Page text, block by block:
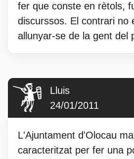
fer que conste en rètols,
discurssos. El contrari no
allunyar-se de la gent del
Lluis
24/01/2011
L'Ajuntament d'Olocau
caracteritzat per fer una